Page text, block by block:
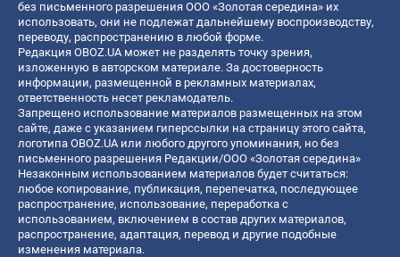
без письменного разрешения ООО «Золотая середина» их
использовать, они не подлежат дальнейшему воспроизводству,
переводу, распространению в любой форме.
Редакция OBOZ.UA может не разделять точку зрения,
изложенную в авторском материале. За достоверность
информации, размещенной в рекламных материалах,
ответственность несет рекламодатель.
Запрещено использование материалов размещенных на этом
сайте, даже с указанием гиперссылки на страницу этого сайта,
логотипа OBOZ.UA или любого другого упоминания, но без
письменного разрешения Редакции/ООО «Золотая середина»
Незаконным использованием материалов будет считаться:
любое копирование, публикация, перепечатка, последующее
распространение, использование, переработка с
использованием, включением в состав других материалов,
распространение, адаптация, перевод и другие подобные
изменения материала.